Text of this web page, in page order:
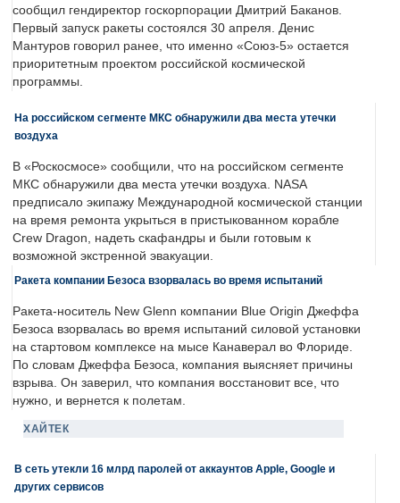
сообщил гендиректор госкорпорации Дмитрий Баканов.
Первый запуск ракеты состоялся 30 апреля. Денис
Мантуров говорил ранее, что именно «Союз-5» остается
приоритетным проектом российской космической
программы.
На российском сегменте МКС обнаружили два места утечки
воздуха
В «Роскосмосе» сообщили, что на российском сегменте
МКС обнаружили два места утечки воздуха. NASA
предписало экипажу Международной космической станции
на время ремонта укрыться в пристыкованном корабле
Crew Dragon, надеть скафандры и были готовым к
возможной экстренной эвакуации.
Ракета компании Безоса взорвалась во время испытаний
Ракета-носитель New Glenn компании Blue Origin Джеффа
Безоса взорвалась во время испытаний силовой установки
на стартовом комплексе на мысе Канаверал во Флориде.
По словам Джеффа Безоса, компания выясняет причины
взрыва. Он заверил, что компания восстановит все, что
нужно, и вернется к полетам.
ХАЙТЕК
В сеть утекли 16 млрд паролей от аккаунтов Apple, Google и
других сервисов